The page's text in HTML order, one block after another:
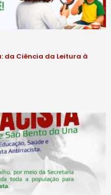
da Ciência da Leitura à